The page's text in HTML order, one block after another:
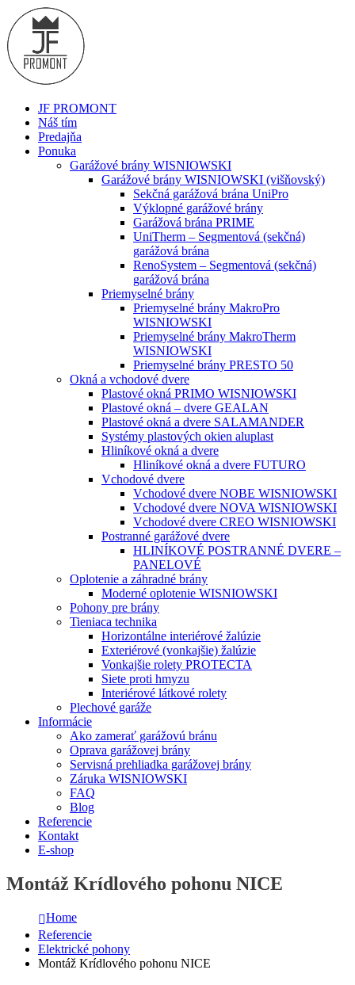
JF PROMONT
Náš tím
Predajňa
Ponuka
Garážové brány WISNIOWSKI
Garážové brány WISNIOWSKI (višňovský)
Sekčná garážová brána UniPro
Výklopné garážové brány
Garážová brána PRIME
UniTherm – Segmentová (sekčná)
garážová brána
RenoSystem – Segmentová (sekčná)
garážová brána
Priemyselné brány
Priemyselné brány MakroPro
WISNIOWSKI
Priemyselné brány MakroTherm
WISNIOWSKI
Priemyselné brány PRESTO 50
Okná a vchodové dvere
Plastové okná PRIMO WISNIOWSKI
Plastové okná – dvere GEALAN
Plastové okná a dvere SALAMANDER
Systémy plastových okien aluplast
Hliníkové okná a dvere
Hliníkové okná a dvere FUTURO
Vchodové dvere
Vchodové dvere NOBE WISNIOWSKI
Vchodové dvere NOVA WISNIOWSKI
Vchodové dvere CREO WISNIOWSKI
Postranné garážové dvere
HLINÍKOVÉ POSTRANNÉ DVERE –
PANELOVÉ
Oplotenie a záhradné brány
Moderné oplotenie WISNIOWSKI
Pohony pre brány
Tieniaca technika
Horizontálne interiérové žalúzie
Exteriérové (vonkajšie) žalúzie
Vonkajšie rolety PROTECTA
Siete proti hmyzu
Interiérové látkové rolety
Plechové garáže
Informácie
Ako zamerať garážovú bránu
Oprava garážovej brány
Servisná prehliadka garážovej brány
Záruka WISNIOWSKI
FAQ
Blog
Referencie
Kontakt
E-shop
Montáž Krídlového pohonu NICE
Home
Referencie
Elektrické pohony
Montáž Krídlového pohonu NICE